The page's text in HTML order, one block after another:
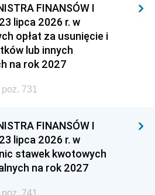
FINANSÓW I
lipca 2026 r. w
opłat za usunięcie i
lub innych
na rok 2027
731
FINANSÓW I
lipca 2026 r. w
stawek kwotowych
na rok 2027
741